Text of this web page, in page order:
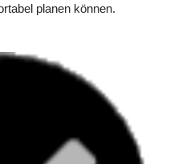
planen können.